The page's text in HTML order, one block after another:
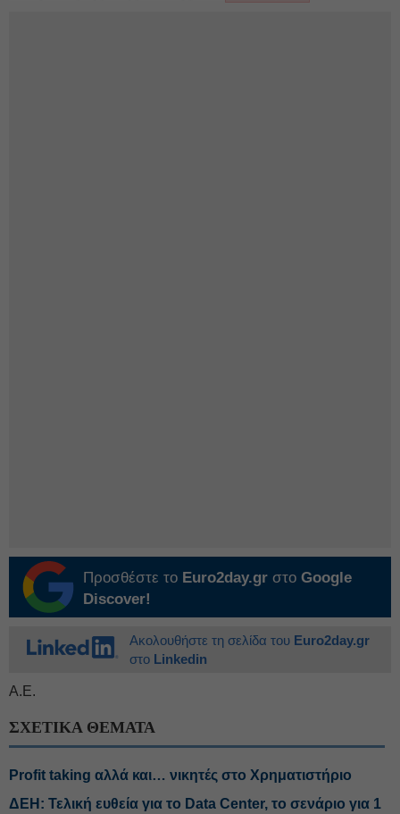
Προσθέστε το Euro2day.gr στο Google
Discover!
Ακολουθήστε τη σελίδα του Euro2day.gr
στο Linkedin
Α.Ε.
ΣΧΕΤΙΚΑ ΘΕΜΑΤΑ
Profit taking αλλά και… νικητές στο Χρηματιστήριο
ΔΕΗ: Τελική ευθεία για το Data Center, το σενάριο για 1